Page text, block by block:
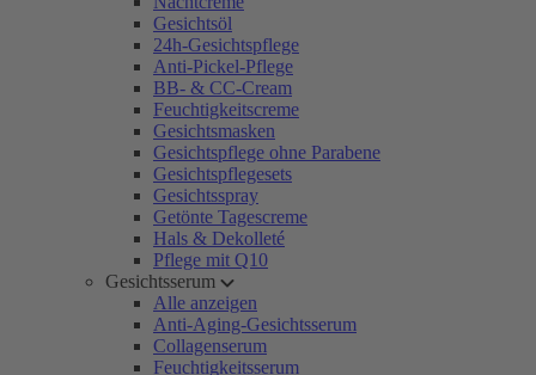
Gesichtsöl
24h-Gesichtspflege
Anti-Pickel-Pflege
BB- & CC-Cream
Feuchtigkeitscreme
Gesichtsmasken
Gesichtspflege ohne Parabene
Gesichtspflegesets
Gesichtsspray
Getönte Tagescreme
Hals & Dekolleté
Pflege mit Q10
Gesichtsserum
Alle anzeigen
Anti-Aging-Gesichtsserum
Collagenserum
Feuchtigkeitsserum